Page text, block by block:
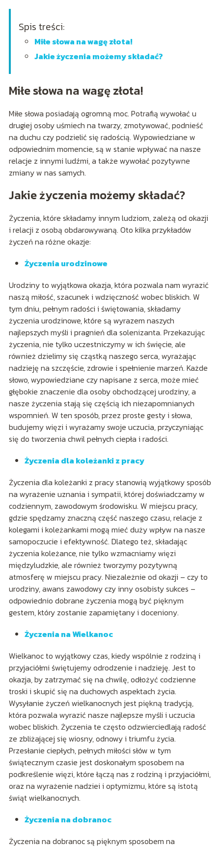
Spis treści:
Miłe słowa na wagę złota!
Jakie życzenia możemy składać?
Miłe słowa na wagę złota!
Miłe słowa posiadają ogromną moc. Potrafią wywołać u
drugiej osoby uśmiech na twarzy, zmotywować, podnieść
na duchu czy podzielić się radością. Wypowiedziane w
odpowiednim momencie, są w stanie wpływać na nasze
relacje z innymi ludźmi, a także wywołać pozytywne
zmiany w nas samych.
Jakie życzenia możemy składać?
Życzenia, które składamy innym ludziom, zależą od okazji
i relacji z osobą obdarowywaną. Oto kilka przykładów
życzeń na różne okazje:
Życzenia urodzinowe
Urodziny to wyjątkowa okazja, która pozwala nam wyrazić
naszą miłość, szacunek i wdzięczność wobec bliskich. W
tym dniu, pełnym radości i świętowania, składamy
życzenia urodzinowe, które są wyrazem naszych
najlepszych myśli i pragnień dla solenizanta. Przekazując
życzenia, nie tylko uczestniczymy w ich święcie, ale
również dzielimy się cząstką naszego serca, wyrażając
nadzieję na szczęście, zdrowie i spełnienie marzeń. Każde
słowo, wypowiedziane czy napisane z serca, może mieć
głębokie znaczenie dla osoby obchodzącej urodziny, a
nasze życzenia stają się częścią ich niezapomnianych
wspomnień. W ten sposób, przez proste gesty i słowa,
budujemy więzi i wyrażamy swoje uczucia, przyczyniając
się do tworzenia chwil pełnych ciepła i radości.
Życzenia dla koleżanki z pracy
Życzenia dla koleżanki z pracy stanowią wyjątkowy sposób
na wyrażenie uznania i sympatii, której doświadczamy w
codziennym, zawodowym środowisku. W miejscu pracy,
gdzie spędzamy znaczną część naszego czasu, relacje z
kolegami i koleżankami mogą mieć duży wpływ na nasze
samopoczucie i efektywność. Dlatego też, składając
życzenia koleżance, nie tylko wzmacniamy więzi
międzyludzkie, ale również tworzymy pozytywną
atmosferę w miejscu pracy. Niezależnie od okazji – czy to
urodziny, awans zawodowy czy inny osobisty sukces –
odpowiednio dobrane życzenia mogą być pięknym
gestem, który zostanie zapamiętany i doceniony.
Życzenia na Wielkanoc
Wielkanoc to wyjątkowy czas, kiedy wspólnie z rodziną i
przyjaciółmi świętujemy odrodzenie i nadzieję. Jest to
okazja, by zatrzymać się na chwilę, odłożyć codzienne
troski i skupić się na duchowych aspektach życia.
Wysyłanie życzeń wielkanocnych jest piękną tradycją,
która pozwala wyrazić nasze najlepsze myśli i uczucia
wobec bliskich. Życzenia te często odzwierciedlają radość
ze zbliżającej się wiosny, odnowy i triumfu życia.
Przesłanie ciepłych, pełnych miłości słów w tym
świątecznym czasie jest doskonałym sposobem na
podkreślenie więzi, które łączą nas z rodziną i przyjaciółmi,
oraz na wyrażenie nadziei i optymizmu, które są istotą
świąt wielkanocnych.
Życzenia na dobranoc
Życzenia na dobranoc są pięknym sposobem na